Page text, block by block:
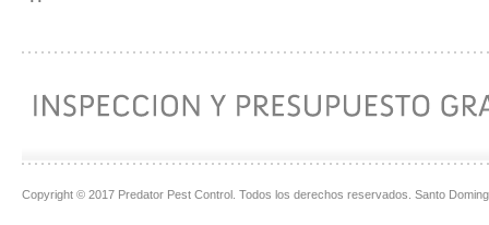
Copyright © 2017 Predator Pest Control. Todos los derechos reservados. Santo